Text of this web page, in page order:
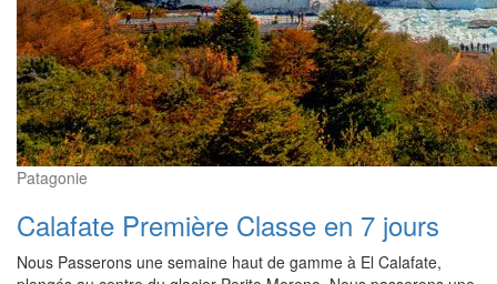
Patagonie
Calafate Première Classe en 7 jours
Nous Passerons une semaine haut de gamme à El Calafate,